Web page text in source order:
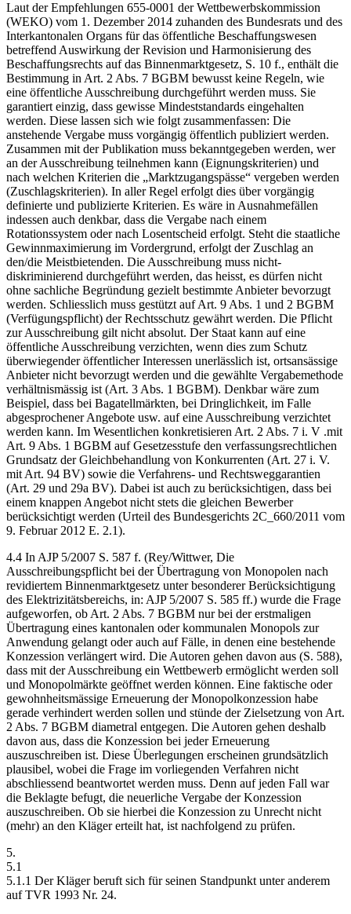
Laut der Empfehlungen 655-0001 der Wettbewerbskommission
(WEKO) vom 1. Dezember 2014 zuhanden des Bundesrats und des
Interkantonalen Organs für das öffentliche Beschaffungswesen
betreffend Auswirkung der Revision und Harmonisierung des
Beschaffungsrechts auf das Binnenmarktgesetz, S. 10 f., enthält die
Bestimmung in Art. 2 Abs. 7 BGBM bewusst keine Regeln, wie
eine öffentliche Ausschreibung durchgeführt werden muss. Sie
garantiert einzig, dass gewisse Mindeststandards eingehalten
werden. Diese lassen sich wie folgt zusammenfassen: Die
anstehende Vergabe muss vorgängig öffentlich publiziert werden.
Zusammen mit der Publikation muss bekanntgegeben werden, wer
an der Ausschreibung teilnehmen kann (Eignungskriterien) und
nach welchen Kriterien die „Marktzugangspässe“ vergeben werden
(Zuschlagskriterien). In aller Regel erfolgt dies über vorgängig
definierte und publizierte Kriterien. Es wäre in Ausnahmefällen
indessen auch denkbar, dass die Vergabe nach einem
Rotationssystem oder nach Losentscheid erfolgt. Steht die staatliche
Gewinnmaximierung im Vordergrund, erfolgt der Zuschlag an
den/die Meistbietenden. Die Ausschreibung muss nicht-
diskriminierend durchgeführt werden, das heisst, es dürfen nicht
ohne sachliche Begründung gezielt bestimmte Anbieter bevorzugt
werden. Schliesslich muss gestützt auf Art. 9 Abs. 1 und 2 BGBM
(Verfügungspflicht) der Rechtsschutz gewährt werden. Die Pflicht
zur Ausschreibung gilt nicht absolut. Der Staat kann auf eine
öffentliche Ausschreibung verzichten, wenn dies zum Schutz
überwiegender öffentlicher Interessen unerlässlich ist, ortsansässige
Anbieter nicht bevorzugt werden und die gewählte Vergabemethode
verhältnismässig ist (Art. 3 Abs. 1 BGBM). Denkbar wäre zum
Beispiel, dass bei Bagatellmärkten, bei Dringlichkeit, im Falle
abgesprochener Angebote usw. auf eine Ausschreibung verzichtet
werden kann. Im Wesentlichen konkretisieren Art. 2 Abs. 7 i. V .mit
Art. 9 Abs. 1 BGBM auf Gesetzesstufe den verfassungsrechtlichen
Grundsatz der Gleichbehandlung von Konkurrenten (Art. 27 i. V.
mit Art. 94 BV) sowie die Verfahrens- und Rechtsweggarantien
(Art. 29 und 29a BV). Dabei ist auch zu berücksichtigen, dass bei
einem knappen Angebot nicht stets die gleichen Bewerber
berücksichtigt werden (Urteil des Bundesgerichts 2C_660/2011 vom
9. Februar 2012 E. 2.1).
4.4 In AJP 5/2007 S. 587 f. (Rey/Wittwer, Die
Ausschreibungspflicht bei der Übertragung von Monopolen nach
revidiertem Binnenmarktgesetz unter besonderer Berücksichtigung
des Elektrizitätsbereichs, in: AJP 5/2007 S. 585 ff.) wurde die Frage
aufgeworfen, ob Art. 2 Abs. 7 BGBM nur bei der erstmaligen
Übertragung eines kantonalen oder kommunalen Monopols zur
Anwendung gelangt oder auch auf Fälle, in denen eine bestehende
Konzession verlängert wird. Die Autoren gehen davon aus (S. 588),
dass mit der Ausschreibung ein Wettbewerb ermöglicht werden soll
und Monopolmärkte geöffnet werden können. Eine faktische oder
gewohnheitsmässige Erneuerung der Monopolkonzession habe
gerade verhindert werden sollen und stünde der Zielsetzung von Art.
2 Abs. 7 BGBM diametral entgegen. Die Autoren gehen deshalb
davon aus, dass die Konzession bei jeder Erneuerung
auszuschreiben ist. Diese Überlegungen erscheinen grundsätzlich
plausibel, wobei die Frage im vorliegenden Verfahren nicht
abschliessend beantwortet werden muss. Denn auf jeden Fall war
die Beklagte befugt, die neuerliche Vergabe der Konzession
auszuschreiben. Ob sie hierbei die Konzession zu Unrecht nicht
(mehr) an den Kläger erteilt hat, ist nachfolgend zu prüfen.
5.
5.1
5.1.1 Der Kläger beruft sich für seinen Standpunkt unter anderem
auf TVR 1993 Nr. 24.